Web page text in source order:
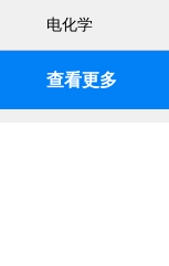
电化学
查看更多